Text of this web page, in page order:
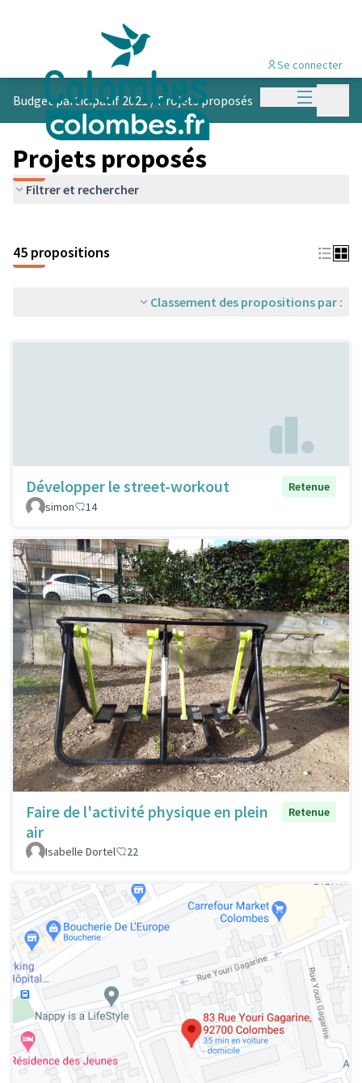
Menu
Se connecter
Budget participatif 2021 /Projets proposés
Projets proposés
Filtrer et rechercher
45 propositions
Classement des propositions par :
Développer le street-workout
Retenue
simon
14
Faire de l'activité physique en plein
air
Retenue
Isabelle Dortel 22